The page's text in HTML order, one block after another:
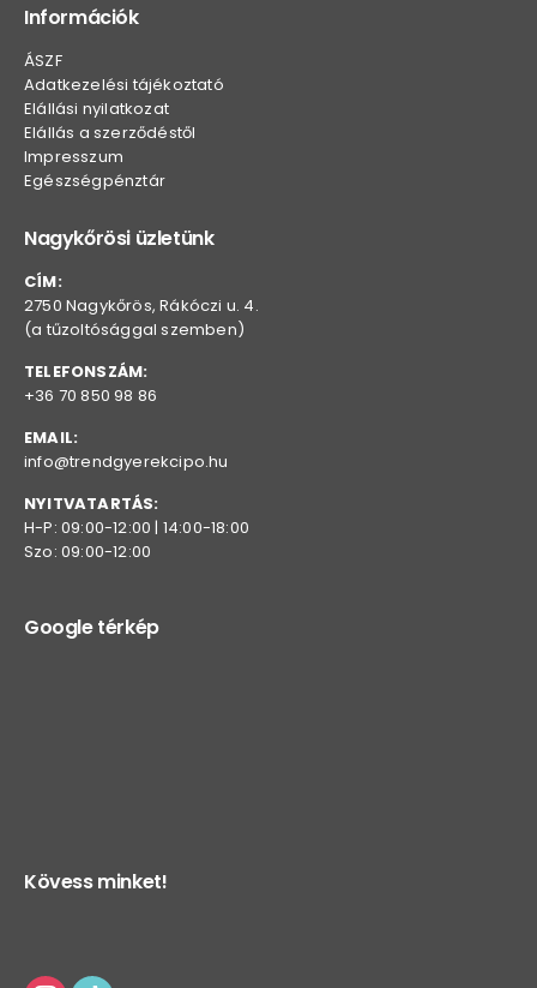
Információk
ÁSZF
Adatkezelési tájékoztató
Elállási nyilatkozat
Elállás a szerződéstől
Impresszum
Egészségpénztár
Nagykőrösi üzletünk
CÍM:
2750 Nagykőrös, Rákóczi u. 4.
(a tűzoltósággal szemben)
TELEFONSZÁM:
+36 70 850 98 86
EMAIL:
info@trendgyerekcipo.hu
NYITVATARTÁS:
H-P: 09:00-12:00 | 14:00-18:00
Szo: 09:00-12:00
Google térkép
Kövess minket!